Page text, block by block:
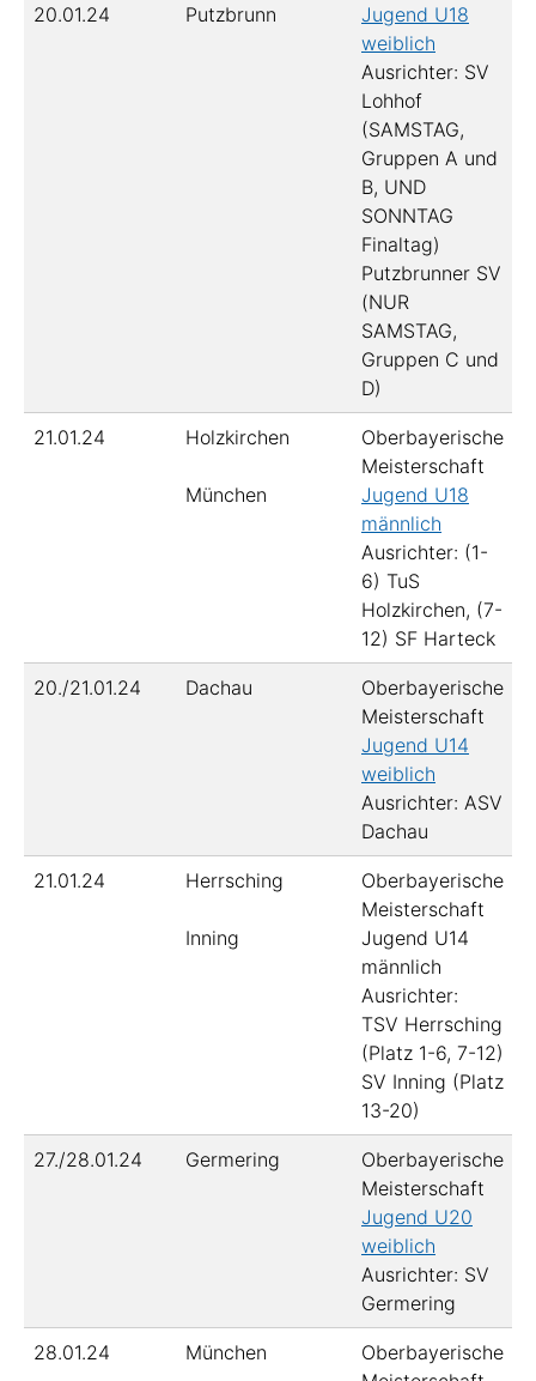
20.01.24 Putzbrunn
Jugend U18
weiblich
Ausrichter: SV
Lohhof
(SAMSTAG,
Gruppen A und
B, UND
SONNTAG
Finaltag)
Putzbrunner SV
(NUR
SAMSTAG,
Gruppen C und
D)
21.01.24 Holzkirchen
München
Oberbayerische
Meisterschaft
Jugend U18
männlich
Ausrichter: (1-
6) TuS
Holzkirchen, (7-
12) SF Harteck
20./21.01.24 Dachau
Oberbayerische
Meisterschaft
Jugend U14
weiblich
Ausrichter: ASV
Dachau
21.01.24 Herrsching
Inning
Oberbayerische
Meisterschaft
Jugend U14
männlich
Ausrichter:
TSV Herrsching
(Platz 1-6, 7-12)
SV Inning (Platz
13-20)
27./28.01.24 Germering
Oberbayerische
Meisterschaft
Jugend U20
weiblich
Ausrichter: SV
Germering
28.01.24 München
Oberbayerische